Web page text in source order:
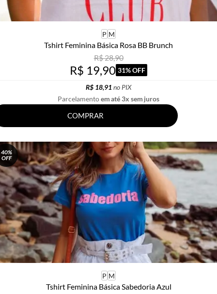
P M
Tshirt Feminina Básica Rosa BB Brunch
R$ 28,90
R$ 19,90 31% OFF
R$ 18,91no PIX
Parcelamentoem até 3x sem juros
COMPRAR
40%
OFF
P M
Tshirt Feminina Básica Sabedoria Azul